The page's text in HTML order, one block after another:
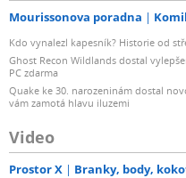
Mourissonova poradna
Kdo vynalezl kapesník? Historie od
Ghost Recon Wildlands dostal
PC zdarma
Quake ke 30. narozeninám dostal
vám zamotá hlavu iluzemi
Video
Prostor X Branky, body,